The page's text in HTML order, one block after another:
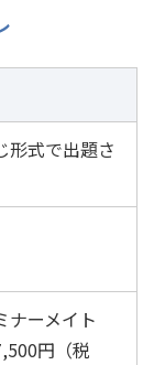
形式で出題さ
ナーメイト
円（税